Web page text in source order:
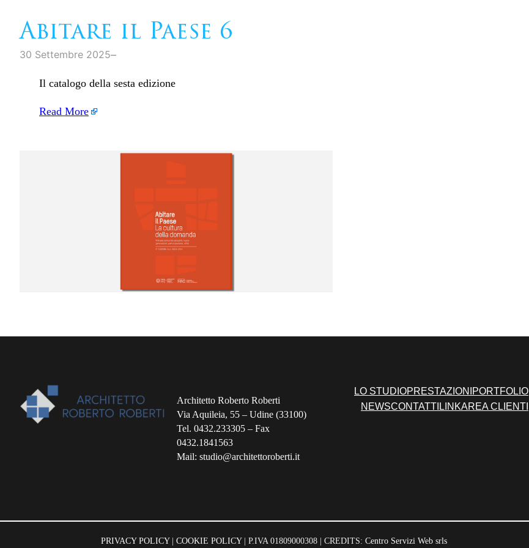
Abitare il Paese 6
30 Settembre 2025–
Il catalogo della sesta edizione
Read More
Architetto Roberto Roberti
Via Aquileia, 55 – Udine (33100)
Tel. 0432.233305 – Fax
0432.1841563
Mail: studio@architettoroberti.it
LO STUDIOPRESTAZIONI PORTFOLIO
NEWSCONTATTI LINKAREA CLIENTI
PRIVACY POLICY| COOKIE POLICY| P.IVA 01809000308 | CREDITS: Centro Servizi Web srls